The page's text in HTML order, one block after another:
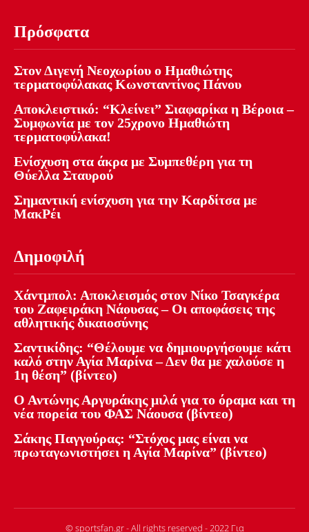
Πρόσφατα
Στον Διγενή Νεοχωρίου ο Ημαθιώτης
τερματοφύλακας Κωνσταντίνος Πάνου
Αποκλειστικό: “Κλείνει” Σιαφαρίκα η Βέροια –
Συμφωνία με τον 25χρονο Ημαθιώτη
τερματοφύλακα!
Ενίσχυση στα άκρα με Συμπεθέρη για τη
Θύελλα Σταυρού
Σημαντική ενίσχυση για την Καρδίτσα με
ΜακΡέι
Δημοφιλή
Χάντμπολ: Αποκλεισμός στον Νίκο Τσαγκέρα
του Ζαφειράκη Νάουσας – Οι αποφάσεις της
αθλητικής δικαιοσύνης
Σαντικίδης: “Θέλουμε να δημιουργήσουμε κάτι
καλό στην Αγία Μαρίνα – Δεν θα με χαλούσε η
1η θέση” (βίντεο)
Ο Αντώνης Αργυράκης μιλά για το όραμα και τη
νέα πορεία του ΦΑΣ Νάουσα (βίντεο)
Σάκης Παγγούρας: “Στόχος μας είναι να
πρωταγωνιστήσει η Αγία Μαρίνα” (βίντεο)
© sportsfan.gr - All rights reserved - 2022 Για